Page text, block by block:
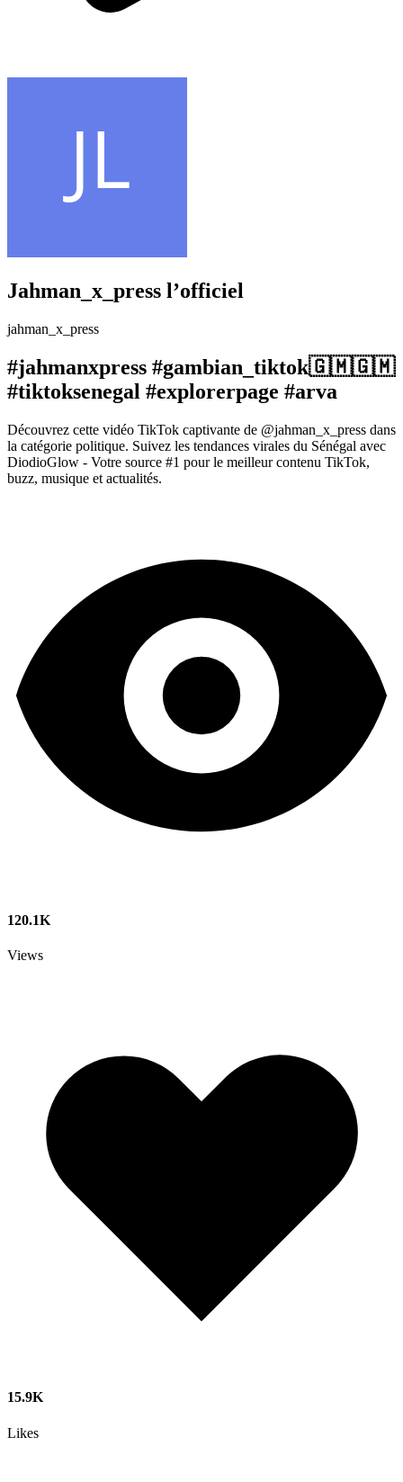
Jahman_x_press l’officiel
jahman_x_press
#jahmanxpress #gambian_tiktok🇬🇲🇬🇲
#tiktoksenegal #explorerpage #arva
Découvrez cette vidéo TikTok captivante de @jahman_x_press dans
la catégorie politique. Suivez les tendances virales du Sénégal avec
DiodioGlow - Votre source #1 pour le meilleur contenu TikTok,
buzz, musique et actualités.
120.1K
Views
15.9K
Likes